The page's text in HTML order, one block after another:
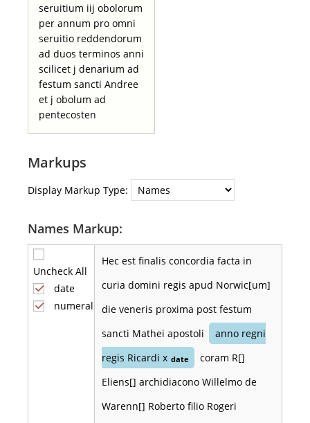
seruitium iij obolorum
per annum pro omni
seruitio reddendorum
ad duos terminos anni
scilicet j denarium ad
festum sancti Andree
et j obolum ad
pentecosten
Markups
Display Markup Type:
Names Markup:
Uncheck All
date
numeral
Hec est finalis concordia facta in
curia domini regis apud Norwic[um]
die veneris proxima post festum
sancti Mathei apostoli
anno regni
regis Ricardi x date
coram R[]
Eliens[] archidiacono Willelmo de
Warenn[] Roberto filio Rogeri